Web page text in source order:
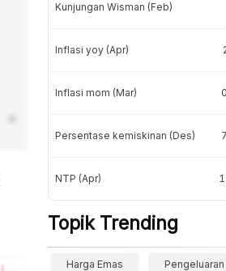
Kunjungan Wisman (Feb)
Inflasi yoy (Apr)
Inflasi mom (Mar)
Persentase kemiskinan (Des)
NTP (Apr)
Topik Trending
Harga Emas